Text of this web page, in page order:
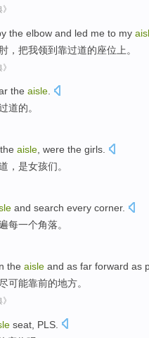
the elbow and led me to my
，把我领到靠过道的座位上 。
the aisle.
道的。
aisle were the girls
， 是女孩们。
and search every corner.
每一个角落。
the aisle and as far forward as
可能靠前的地方。
seat , PLS.